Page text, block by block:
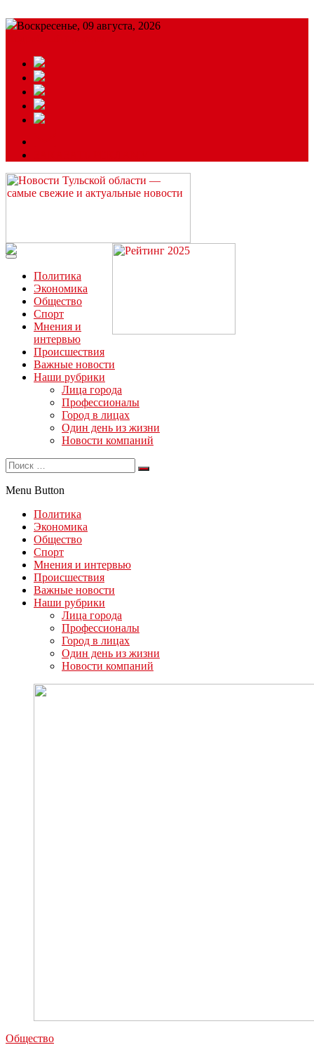
Воскресенье, 09 августа, 2026
Читайте последние новости дня в Тульской области на сайте
“ЗаНовомосковск”
Политика
Экономика
Общество
Спорт
Мнения и
интервью
Происшествия
Важные новости
Наши рубрики
Лица города
Профессионалы
Город в лицах
Один день из жизни
Новости компаний
Menu Button
Политика
Экономика
Общество
Спорт
Мнения и интервью
Происшествия
Важные новости
Наши рубрики
Лица города
Профессионалы
Город в лицах
Один день из жизни
Новости компаний
Общество